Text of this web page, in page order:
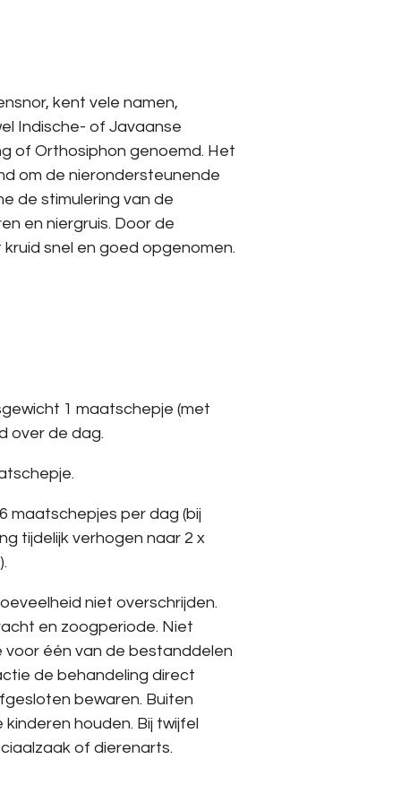
kent vele namen,
Indische- of Javaanse
of Orthosiphon genoemd. Het
om de nierondersteunende
de stimulering van de
en niergruis. Door de
snel en goed opgenomen.
1 maatschepje (met
over de dag.
maatschepjes per dag (bij
tijdelijk verhogen naar 2 x
niet overschrijden.
en zoogperiode. Niet
voor één van de bestanddelen
de behandeling direct
bewaren. Buiten
houden. Bij twijfel
of dierenarts.